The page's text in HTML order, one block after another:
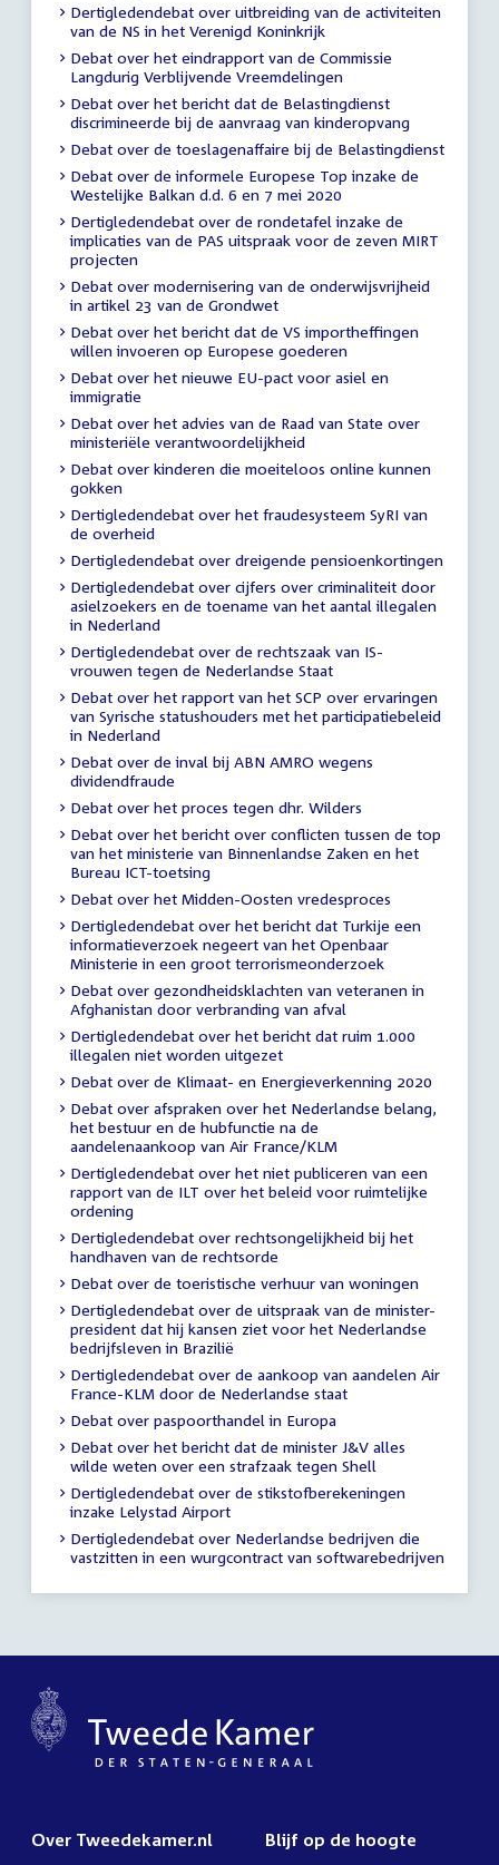
Dertigledendebat over uitbreiding van de activiteiten
van de NS in het Verenigd Koninkrijk
Debat over het eindrapport van de Commissie
Langdurig Verblijvende Vreemdelingen
Debat over het bericht dat de Belastingdienst
discrimineerde bij de aanvraag van kinderopvang
Debat over de toeslagenaffaire bij de Belastingdienst
Debat over de informele Europese Top inzake de
Westelijke Balkan d.d. 6 en 7 mei 2020
Dertigledendebat over de rondetafel inzake de
implicaties van de PAS uitspraak voor de zeven MIRT
projecten
Debat over modernisering van de onderwijsvrijheid
in artikel 23 van de Grondwet
Debat over het bericht dat de VS importheffingen
willen invoeren op Europese goederen
Debat over het nieuwe EU-pact voor asiel en
immigratie
Debat over het advies van de Raad van State over
ministeriële verantwoordelijkheid
Debat over kinderen die moeiteloos online kunnen
gokken
Dertigledendebat over het fraudesysteem SyRI van
de overheid
Dertigledendebat over dreigende pensioenkortingen
Dertigledendebat over cijfers over criminaliteit door
asielzoekers en de toename van het aantal illegalen
in Nederland
Dertigledendebat over de rechtszaak van IS-
vrouwen tegen de Nederlandse Staat
Debat over het rapport van het SCP over ervaringen
van Syrische statushouders met het participatiebeleid
in Nederland
Debat over de inval bij ABN AMRO wegens
dividendfraude
Debat over het proces tegen dhr. Wilders
Debat over het bericht over conflicten tussen de top
van het ministerie van Binnenlandse Zaken en het
Bureau ICT-toetsing
Debat over het Midden-Oosten vredesproces
Dertigledendebat over het bericht dat Turkije een
informatieverzoek negeert van het Openbaar
Ministerie in een groot terrorismeonderzoek
Debat over gezondheidsklachten van veteranen in
Afghanistan door verbranding van afval
Dertigledendebat over het bericht dat ruim 1.000
illegalen niet worden uitgezet
Debat over de Klimaat- en Energieverkenning 2020
Debat over afspraken over het Nederlandse belang,
het bestuur en de hubfunctie na de
aandelenaankoop van Air France/KLM
Dertigledendebat over het niet publiceren van een
rapport van de ILT over het beleid voor ruimtelijke
ordening
Dertigledendebat over rechtsongelijkheid bij het
handhaven van de rechtsorde
Debat over de toeristische verhuur van woningen
Dertigledendebat over de uitspraak van de minister-
president dat hij kansen ziet voor het Nederlandse
bedrijfsleven in Brazilië
Dertigledendebat over de aankoop van aandelen Air
France-KLM door de Nederlandse staat
Debat over paspoorthandel in Europa
Debat over het bericht dat de minister J&V alles
wilde weten over een strafzaak tegen Shell
Dertigledendebat over de stikstofberekeningen
inzake Lelystad Airport
Dertigledendebat over Nederlandse bedrijven die
vastzitten in een wurgcontract van softwarebedrijven
Over Tweedekamer.nl Blijf op de hoogte